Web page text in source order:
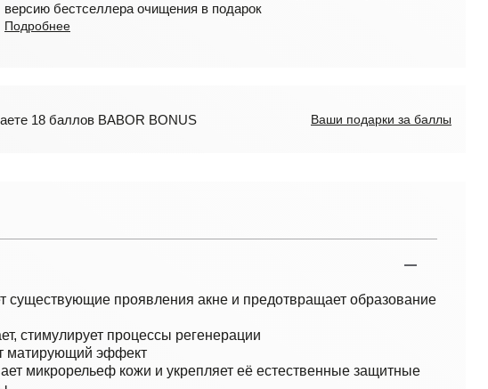
версию бестселлера очищения в подарок
Подробнее
18 баллов BABOR BONUS Ваши подарки за баллы
существующие проявления акне и предотвращает образование
стимулирует процессы регенерации
матирующий эффект
микрорельеф кожи и укрепляет её естественные защитные